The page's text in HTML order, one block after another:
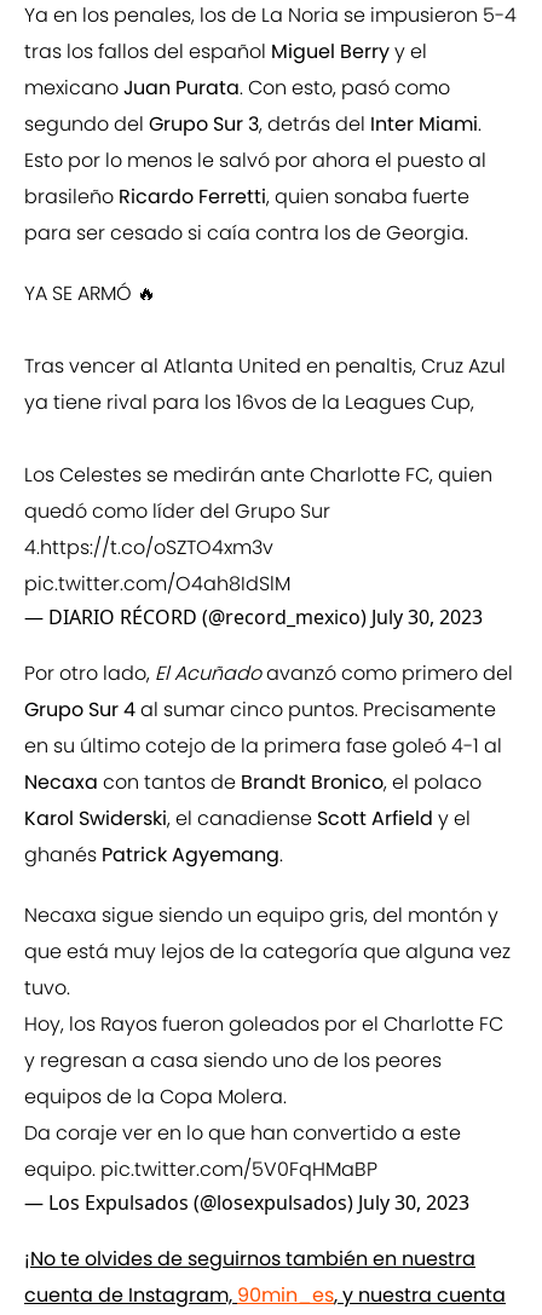
Ya en los penales, los de La Noria se impusieron 5-4
tras los fallos del español Miguel Berryy el
mexicanoJuan Purata. Con esto, pasó como
segundo del Grupo Sur 3, detrás del Inter Miami.
Esto por lo menos le salvó por ahora el puesto al
brasileño Ricardo Ferretti, quien sonaba fuerte
para ser cesado si caía contra los de Georgia.
YA SE ARMÓ 🔥
Tras vencer al Atlanta United en penaltis, Cruz Azul
ya tiene rival para los 16vos de la Leagues Cup,
Los Celestes se medirán ante Charlotte FC, quien
quedó como líder del Grupo Sur
4.https://t.co/oSZTO4xm3v
pic.twitter.com/O4ah8IdSlM
— DIARIO RÉCORD (@record_mexico) July 30, 2023
Por otro lado, El Acuñadoavanzó como primero del
Grupo Sur 4al sumar cinco puntos. Precisamente
en su último cotejo de la primera fase goleó 4-1 al
Necaxa con tantos de Brandt Bronico, el polaco
Karol Swiderski, el canadiense Scott Arfield y el
ghanés Patrick Agyemang.
Necaxa sigue siendo un equipo gris, del montón y
que está muy lejos de la categoría que alguna vez
tuvo.
Hoy, los Rayos fueron goleados por el Charlotte FC
y regresan a casa siendo uno de los peores
equipos de la Copa Molera.
Da coraje ver en lo que han convertido a este
equipo. pic.twitter.com/5V0FqHMaBP
— Los Expulsados (@losexpulsados) July 30, 2023
¡No te olvides de seguirnos también en nuestra
cuenta de Instagram, 90min_es, y nuestra cuenta